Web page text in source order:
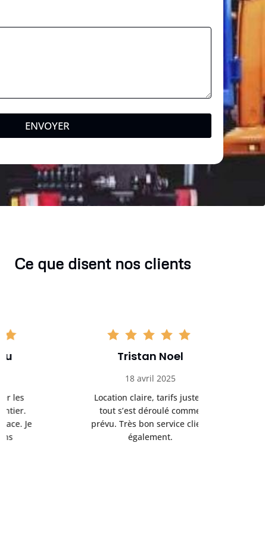
ENVOYER
Ce que disent nos clients
Tristan Noel
18 avril 2025
Location claire, tarifs justes,
tout s’est déroulé comme
prévu. Très bon service client